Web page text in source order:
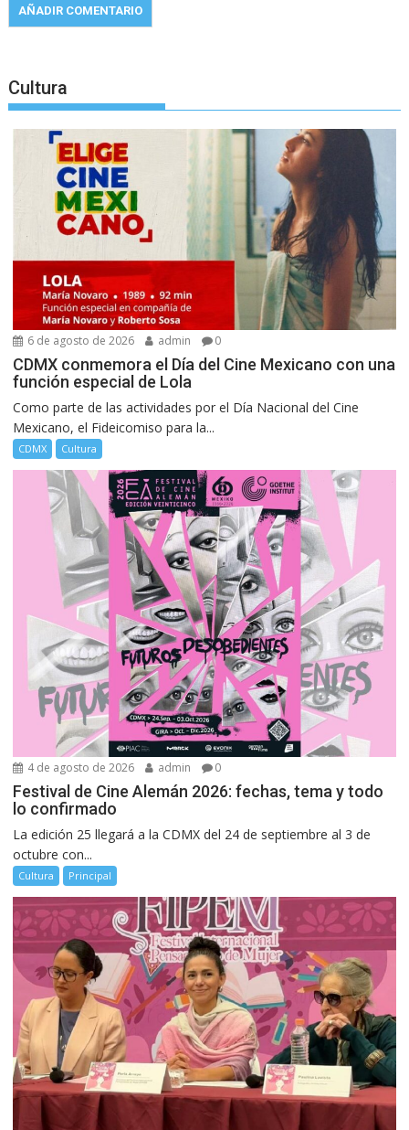
Cultura
6 de agosto de 2026 admin 0
CDMX conmemora el Día del Cine Mexicano con una
función especial de Lola
Como parte de las actividades por el Día Nacional del Cine
Mexicano, el Fideicomiso para la...
CDMX Cultura
4 de agosto de 2026 admin 0
Festival de Cine Alemán 2026: fechas, tema y todo
lo confirmado
La edición 25 llegará a la CDMX del 24 de septiembre al 3 de
octubre con...
Cultura Principal